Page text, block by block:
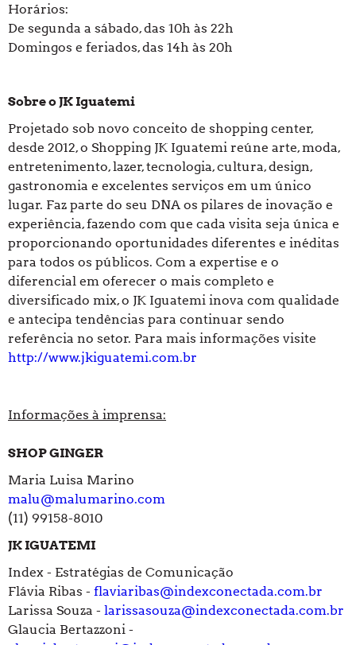
Horários:
De segunda a sábado, das 10h às 22h
Domingos e feriados, das 14h às 20h
Sobre o JK Iguatemi
Projetado sob novo conceito de shopping center,
desde 2012, o Shopping JK Iguatemi reúne arte, moda,
entretenimento, lazer, tecnologia, cultura, design,
gastronomia e excelentes serviços em um único
lugar. Faz parte do seu DNA os pilares de inovação e
experiência, fazendo com que cada visita seja única e
proporcionando oportunidades diferentes e inéditas
para todos os públicos. Com a expertise e o
diferencial em oferecer o mais completo e
diversificado mix, o JK Iguatemi inova com qualidade
e antecipa tendências para continuar sendo
referência no setor. Para mais informações visite
http://www.jkiguatemi.com.br
Informações à imprensa:
SHOP GINGER
Maria Luisa Marino
malu@malumarino.com
(11) 99158-8010
JK IGUATEMI
Index - Estratégias de Comunicação
Flávia Ribas - flaviaribas@indexconectada.com.br
Larissa Souza - larissasouza@indexconectada.com.br
Glaucia Bertazzoni -